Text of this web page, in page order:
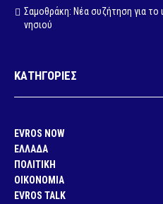
Σαμοθράκη: Νέα συζήτηση για το
νησιού
ΚΑΤΗΓΟΡΙΕΣ
EVROS NOW
ΕΛΛΑΔΑ
ΠΟΛΙΤΙΚΗ
ΟΙΚΟΝΟΜΙΑ
EVROS TALK